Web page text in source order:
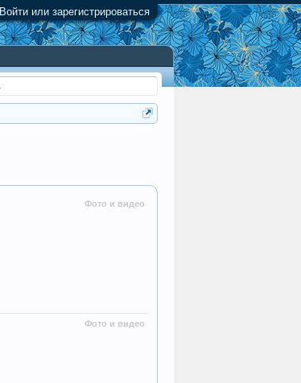
Войти или зарегистрироваться
Фото и видео
Фото и видео